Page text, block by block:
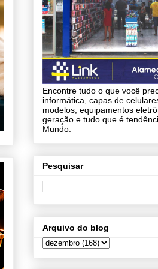
Encontre tudo o que você
informática, capas de
modelos, equipamentos
geração e tudo que é
Mundo.
Pesquisar
Arquivo do blog